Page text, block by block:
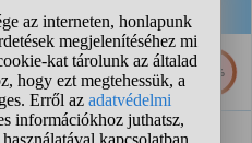
48%